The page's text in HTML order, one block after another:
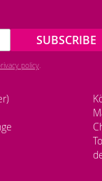
SUBSCRIBE
policy.